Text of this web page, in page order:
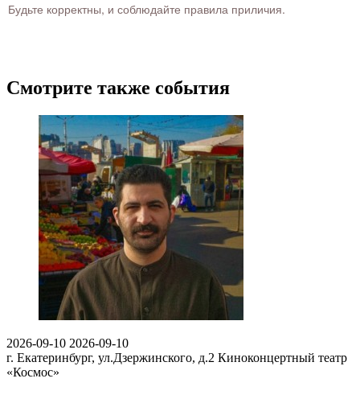
Будьте корректны, и соблюдайте правила приличия.
Смотрите также события
2026-09-10 2026-09-10
г. Екатеринбург, ул.Дзержинского, д.2 Киноконцертный театр
«Космос»